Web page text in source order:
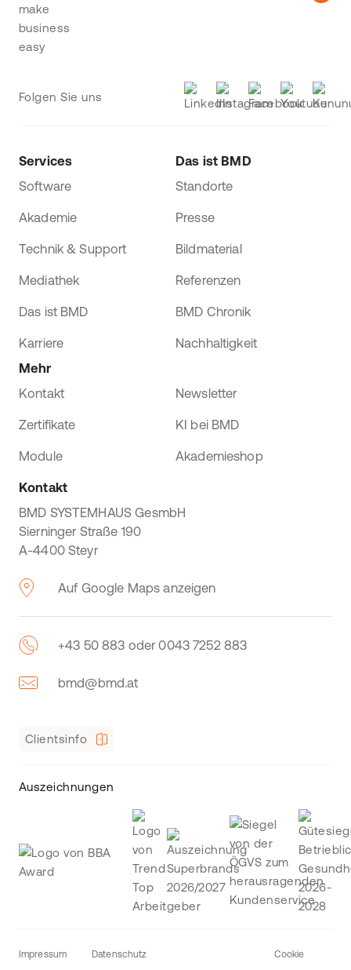
Folgen Sie uns
Services
Software
Akademie
Technik & Support
Mediathek
Das ist BMD
Karriere
Das ist BMD
Standorte
Presse
Bildmaterial
Referenzen
BMD Chronik
Nachhaltigkeit
Mehr
Kontakt
Newsletter
Zertifikate KI bei BMD
Module Akademieshop
Kontakt
BMD SYSTEMHAUS GesmbH
Sierninger Straße 190
A-4400 Steyr
Auf Google Maps anzeigen
+43 50 883 oder 0043 7252 883
bmd@bmd.at
Clientsinfo
Auszeichnungen
Impressum Datenschutz Cookie